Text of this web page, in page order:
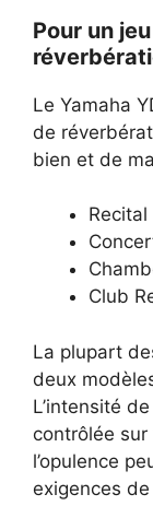
Pour un
Le Yamaha
de
bien et de
Recital
Club
La plupart
deux
L’intensité
contrôlée
l’opulence
exigences